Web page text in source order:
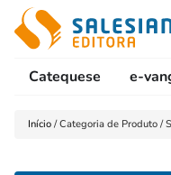
Catequese e-
Início /Categoria de Produto /